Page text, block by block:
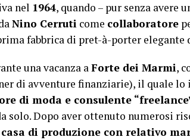
nel 1964, quando – pur senza avere
Nino Cerruti come collaboratore
fabbrica di pret-à-porter elegante
una vacanza aForte dei Marmi,
di avventure finanziarie), il quale
di moda e consulente
solo. Dopo aver ottenuto numerosi
di produzione con relativo